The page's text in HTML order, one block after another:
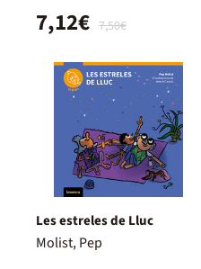
7,50€
7,12€
Les estreles de Lluc
Molist, Pep